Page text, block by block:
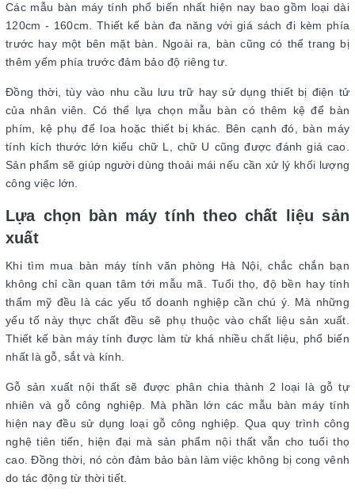
Các mẫu bàn máy tính phổ biến nhất hiện nay bao gồm loại dài
120cm - 160cm. Thiết kế bàn đa năng với giá sách đi kèm phía
trước hay một bên mặt bàn. Ngoài ra, bàn cũng có thể trang bị
thêm yếm phía trước đảm bảo độ riêng tư.
Đồng thời, tùy vào nhu cầu lưu trữ hay sử dụng thiết bị điện tử
của nhân viên. Có thể lựa chọn mẫu bàn có thêm kệ để bàn
phím, kệ phụ để loa hoặc thiết bị khác. Bên cạnh đó, bàn máy
tính kích thước lớn kiểu chữ L, chữ U cũng được đánh giá cao.
Sản phẩm sẽ giúp người dùng thoải mái nếu cần xử lý khối lượng
công việc lớn.
Lựa chọn bàn máy tính theo chất liệu sản
xuất
Khi tìm mua bàn máy tính văn phòng Hà Nội, chắc chắn bạn
không chỉ cần quan tâm tới mẫu mã. Tuổi thọ, độ bền hay tính
thẩm mỹ đều là các yếu tố doanh nghiệp cần chú ý. Mà những
yếu tố này thực chất đều sẽ phụ thuộc vào chất liệu sản xuất.
Thiết kế bàn máy tính được làm từ khá nhiều chất liệu, phổ biến
nhất là gỗ, sắt và kính.
Gỗ sản xuất nội thất sẽ được phân chia thành 2 loại là gỗ tự
nhiên và gỗ công nghiệp. Mà phần lớn các mẫu bàn máy tính
hiện nay đều sử dụng loại gỗ công nghiệp. Qua quy trình công
nghệ tiên tiến, hiện đại mà sản phẩm nội thất vẫn cho tuổi thọ
cao. Đồng thời, nó còn đảm bảo bàn làm việc không bị cong vênh
do tác động từ thời tiết.